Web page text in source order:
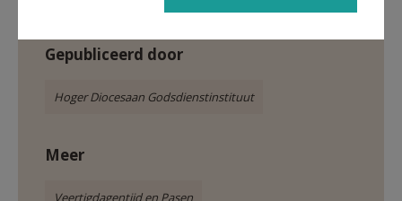
Gepubliceerd door
Hoger Diocesaan Godsdienstinstituut
Meer
Veertigdagentijd en Pasen